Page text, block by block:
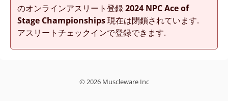
のオンラインアスリート登録2024 NPC Ace of
Stage Championships現在は閉鎖されています.
アスリートチェックインで登録できます.
© 2026 Muscleware Inc